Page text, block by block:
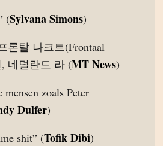
(Sylvana Simons)
론탈 나크트(Frontaal
네덜란드 라 (MT News)
zoals Peter
Dulfer)
shit” (Tofik Dibi)